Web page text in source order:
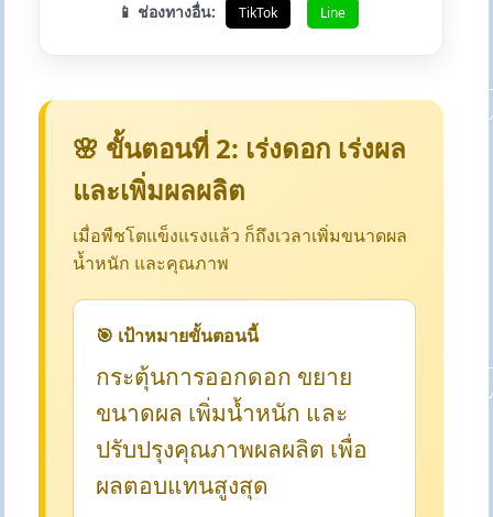
📱 ช่องทางอื่น: TikTok Line
🌸 ขั้นตอนที่ 2: เร่งดอก เร่งผล
และเพิ่มผลผลิต
เมื่อพืชโตแข็งแรงแล้ว ก็ถึงเวลาเพิ่มขนาดผล
น้ำหนัก และคุณภาพ
🎯 เป้าหมายขั้นตอนนี้
กระตุ้นการออกดอก ขยาย
ขนาดผล เพิ่มน้ำหนัก และ
ปรับปรุงคุณภาพผลผลิต เพื่อ
ผลตอบแทนสูงสุด